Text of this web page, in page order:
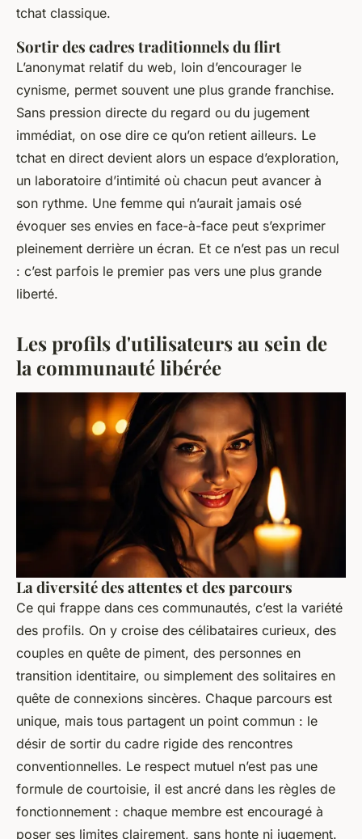
tchat classique.
Sortir des cadres traditionnels du flirt
L’anonymat relatif du web, loin d’encourager le
cynisme, permet souvent une plus grande franchise.
Sans pression directe du regard ou du jugement
immédiat, on ose dire ce qu’on retient ailleurs. Le
tchat en direct devient alors un espace d’exploration,
un laboratoire d’intimité où chacun peut avancer à
son rythme. Une femme qui n’aurait jamais osé
évoquer ses envies en face-à-face peut s’exprimer
pleinement derrière un écran. Et ce n’est pas un recul
: c’est parfois le premier pas vers une plus grande
liberté.
Les profils d'utilisateurs au sein de
la communauté libérée
La diversité des attentes et des parcours
Ce qui frappe dans ces communautés, c’est la variété
des profils. On y croise des célibataires curieux, des
couples en quête de piment, des personnes en
transition identitaire, ou simplement des solitaires en
quête de connexions sincères. Chaque parcours est
unique, mais tous partagent un point commun : le
désir de sortir du cadre rigide des rencontres
conventionnelles. Le respect mutuel n’est pas une
formule de courtoisie, il est ancré dans les règles de
fonctionnement : chaque membre est encouragé à
poser ses limites clairement, sans honte ni jugement.